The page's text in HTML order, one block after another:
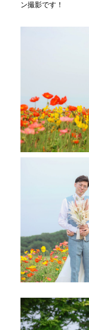
ン撮影です！